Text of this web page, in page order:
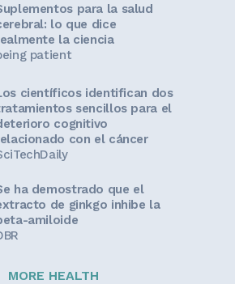
para la salud
lo que dice
la ciencia
patient
científicos identifican dos
sencillos para el
cognitivo
con el cáncer
ha demostrado que el
de ginkgo inhibe la
amiloide
MORE HEALTH